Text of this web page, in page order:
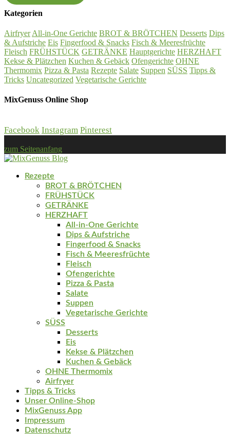
Kategorien
Airfryer All-in-One Gerichte BROT & BRÖTCHEN Desserts Dips
& Aufstriche Eis Fingerfood & Snacks Fisch & Meeresfrüchte
Fleisch FRÜHSTÜCK GETRÄNKE Hauptgerichte HERZHAFT
Kekse & Plätzchen Kuchen & Gebäck Ofengerichte OHNE
Thermomix Pizza & Pasta Rezepte Salate Suppen SÜSS Tipps &
Tricks Uncategorized Vegetarische Gerichte
MixGenuss Online Shop
Facebook Instagram Pinterest
zum Seitenanfang
Rezepte
BROT & BRÖTCHEN
FRÜHSTÜCK
GETRÄNKE
HERZHAFT
All-in-One Gerichte
Dips & Aufstriche
Fingerfood & Snacks
Fisch & Meeresfrüchte
Fleisch
Ofengerichte
Pizza & Pasta
Salate
Suppen
Vegetarische Gerichte
SÜSS
Desserts
Eis
Kekse & Plätzchen
Kuchen & Gebäck
OHNE Thermomix
Airfryer
Tipps & Tricks
Unser Online-Shop
MixGenuss App
Impressum
Datenschutz